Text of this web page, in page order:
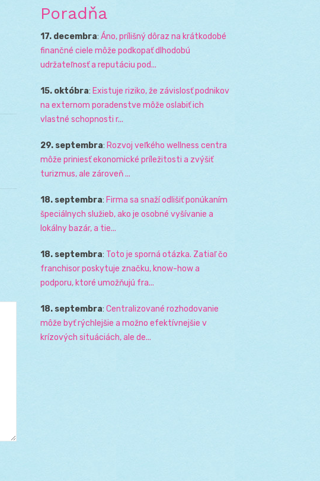
Poradňa
17. decembra: Áno, prílišný dôraz na krátkodobé
finančné ciele môže podkopať dlhodobú
udržateľnosť a reputáciu pod...
15. októbra: Existuje riziko, že závislosť podnikov
na externom poradenstve môže oslabiť ich
vlastné schopnosti r...
29. septembra: Rozvoj veľkého wellness centra
môže priniesť ekonomické príležitosti a zvýšiť
turizmus, ale zároveň ...
18. septembra: Firma sa snaží odlišiť ponúkaním
špeciálnych služieb, ako je osobné vyšívanie a
lokálny bazár, a tie...
18. septembra: Toto je sporná otázka. Zatiaľ čo
franchisor poskytuje značku, know-how a
podporu, ktoré umožňujú fra...
18. septembra: Centralizované rozhodovanie
môže byť rýchlejšie a možno efektívnejšie v
krízových situáciách, ale de...